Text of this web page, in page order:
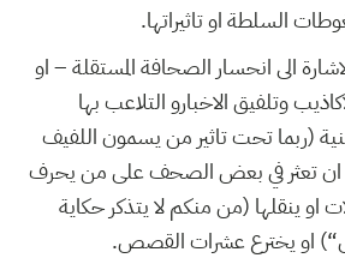
السلطة او تاثيراتها.
الى انحسار الصحافة المستقلة – او
وتلفيق الاخبارو التلاعب بها
(ربما تحت تاثير من يسمون اللفيف
ان تعثر في بعض الصحف على من يحرف
او ينقلها (من منكم لا يتذكر حكاية
او يخترع عشرات القصص.